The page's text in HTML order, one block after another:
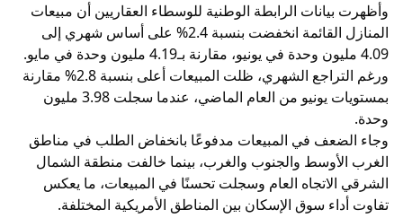
وأظهرت بيانات الرابطة الوطنية للوسطاء العقاريين أن مبيعات
المنازل القائمة انخفضت بنسبة 2.4% على أساس شهري إلى
4.09 مليون وحدة في يونيو، مقارنة بـ4.19 مليون وحدة في مايو.
ورغم التراجع الشهري، ظلت المبيعات أعلى بنسبة 2.8% مقارنة
بمستويات يونيو من العام الماضي، عندما سجلت 3.98 مليون
وحدة.
وجاء الضعف في المبيعات مدفوعًا بانخفاض الطلب في مناطق
الغرب الأوسط والجنوب والغرب، بينما خالفت منطقة الشمال
الشرقي الاتجاه العام وسجلت تحسنًا في المبيعات، ما يعكس
تفاوت أداء سوق الإسكان بين المناطق الأمريكية المختلفة.